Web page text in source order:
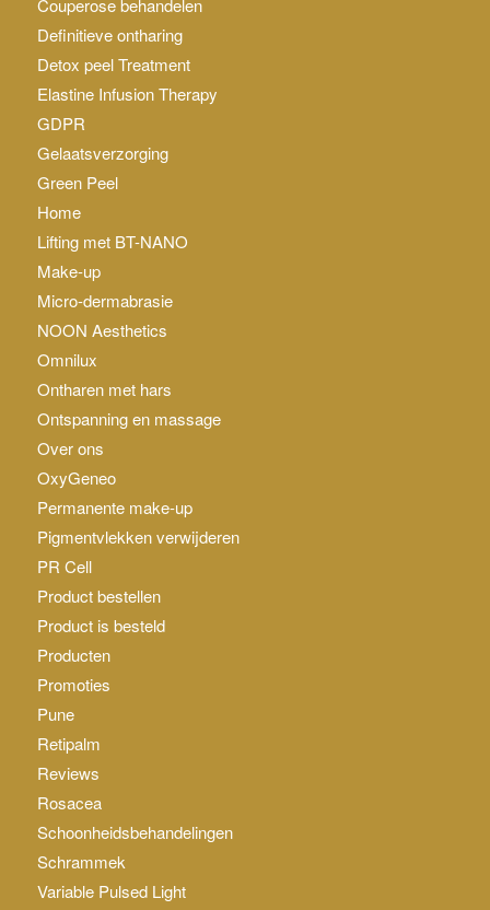
Definitieve ontharing
Detox peel Treatment
Elastine Infusion Therapy
GDPR
Gelaatsverzorging
Green Peel
Home
Lifting met BT-NANO
Make-up
Micro-dermabrasie
NOON Aesthetics
Omnilux
Ontharen met hars
Ontspanning en massage
Over ons
OxyGeneo
Permanente make-up
Pigmentvlekken verwijderen
PR Cell
Product bestellen
Product is besteld
Producten
Promoties
Pune
Retipalm
Reviews
Rosacea
Schoonheidsbehandelingen
Schrammek
Variable Pulsed Light